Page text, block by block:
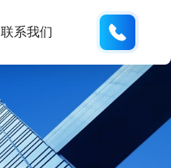
联系我们